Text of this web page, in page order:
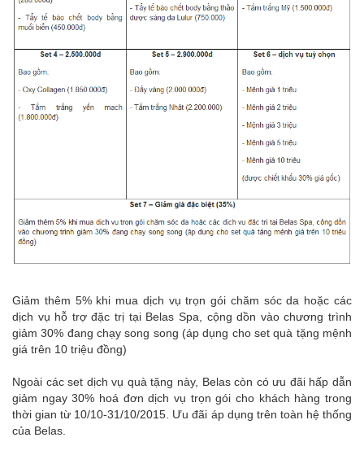
Giảm thêm 5% khi mua dịch vụ trọn gói chăm sóc da hoặc các
dịch vụ hỗ trợ đặc trị tại Belas Spa, cộng dồn vào chương trình
giảm 30% đang chạy song song (áp dụng cho set quà tặng mệnh
giá trên 10 triệu đồng)
Ngoài các set dịch vụ quà tặng này, Belas còn có ưu đãi hấp dẫn
giảm ngay 30% hoá đơn dịch vụ trọn gói cho khách hàng trong
thời gian từ 10/10-31/10/2015. Ưu đãi áp dụng trên toàn hệ thống
của Belas.